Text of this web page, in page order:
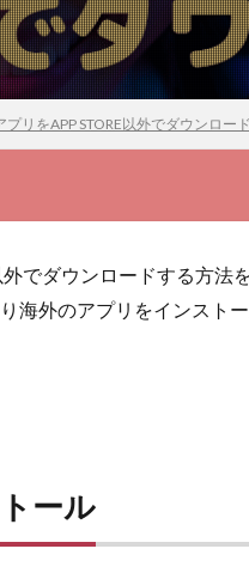
プリをAPP STORE以外でダウンロー
でダウンロードする方法
海外のアプリをインスト
ール